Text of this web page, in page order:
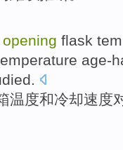
opening flask
age-
.
温度和冷却速度